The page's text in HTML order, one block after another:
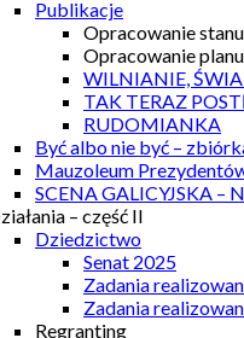
Publikacje
Opracowanie
Opracowanie
WILNIANIE,
TAK TERAZ
RUDOMIANKA
Być albo nie być –
Mauzoleum
SCENA GALICYJSKA –
– część II
Dziedzictwo
Senat 2025
Zadania
Zadania
Regranting